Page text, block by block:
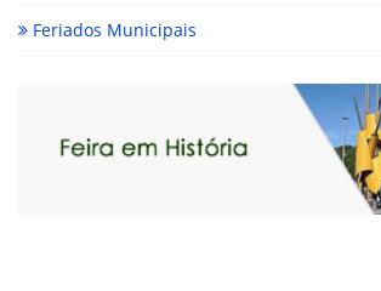
Feriados Municipais